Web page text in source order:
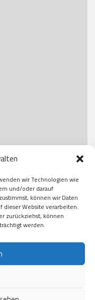
wir Technologien wie
und/oder darauf
können wir Daten
dieser Website verarbeiten.
zurückziehst, können
werden.